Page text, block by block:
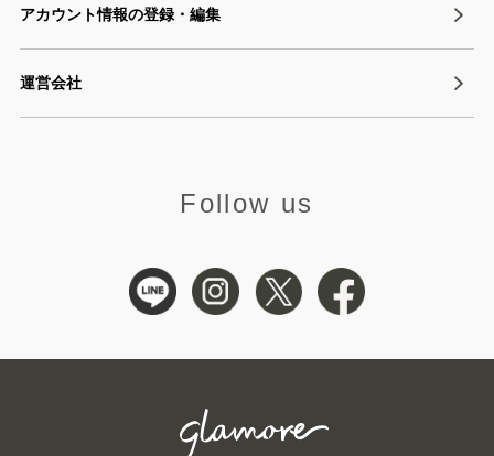
アカウント情報の登録・編集
運営会社
Follow us